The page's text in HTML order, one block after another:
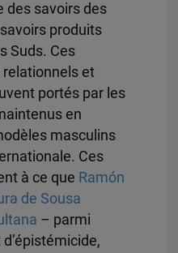
des savoirs des
produits
Suds. Ces
et
portés par les
en
masculins
Ces
à ce que Ramón
de Sousa
– parmi